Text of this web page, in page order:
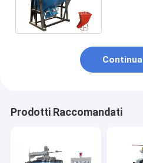
Continua
Prodotti Raccomandati